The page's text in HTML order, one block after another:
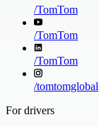
/TomTom
/TomTom
/TomTom
/tomtomglobal
For drivers